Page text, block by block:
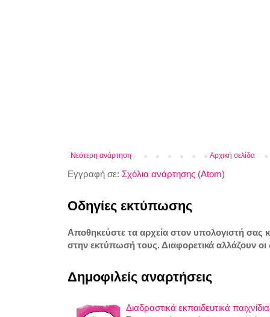
Νεότερη ανάρτηση Αρχική σελίδα
Εγγραφή σε: Σχόλια ανάρτησης (Atom)
Οδηγίες εκτύπωσης
Αποθηκεύστε τα αρχεία στον υπολογιστή σας
στην εκτύπωσή τους. Διαφορετικά αλλάζουν οι
Δημοφιλείς αναρτήσεις
Διαδραστικά εκπαιδευτικά παιχνίδια